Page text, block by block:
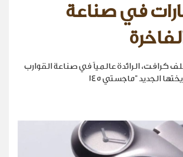
في صناعة
كرافت، الرائدة عالمياً في صناعة القوارب
الجديد "ماجستي 145